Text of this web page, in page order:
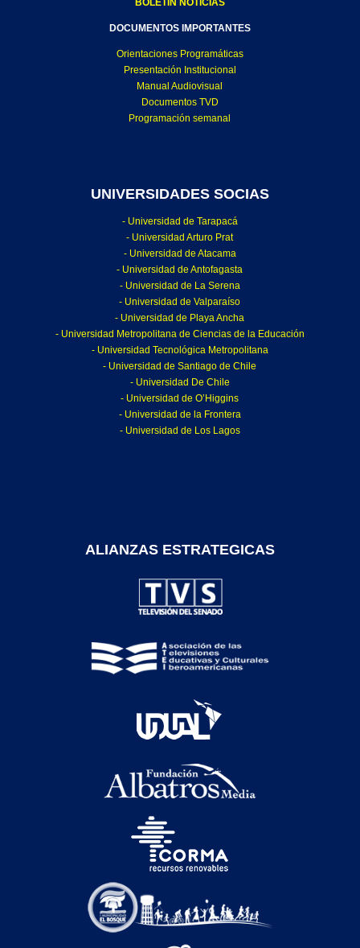
BOLETÍN NOTICIAS
DOCUMENTOS IMPORTANTES
Orientaciones Programáticas
Presentación Institucional
Manual Audiovisual
Documentos TVD
Programación semanal
UNIVERSIDADES SOCIAS
- Universidad de Tarapacá
- Universidad Arturo Prat
- Universidad de Atacama
- Universidad de Antofagasta
- Universidad de La Serena
- Universidad de Valparaíso
- Universidad de Playa Ancha
- Universidad Metropolitana de Ciencias de la Educación
- Universidad Tecnológica Metropolitana
- Universidad de Santiago de Chile
- Universidad De Chile
- Universidad de O’Higgins
- Universidad de la Frontera
- Universidad de Los Lagos
ALIANZAS ESTRATEGICAS